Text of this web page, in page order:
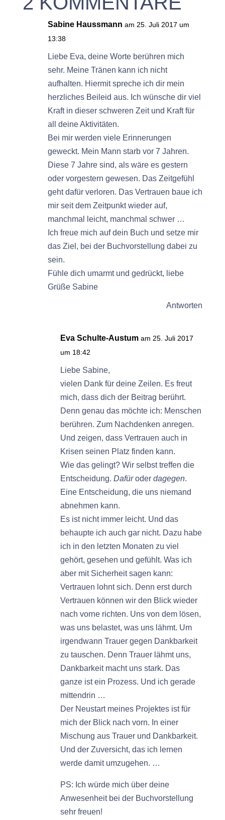
Sabine Haussmann am 25. Juli 2017 um
13:38
Liebe Eva, deine Worte berühren mich
sehr. Meine Tränen kann ich nicht
aufhalten. Hiermit spreche ich dir mein
herzliches Beileid aus. Ich wünsche dir viel
Kraft in dieser schweren Zeit und Kraft für
all deine Aktivitäten.
Bei mir werden viele Erinnerungen
geweckt. Mein Mann starb vor 7 Jahren.
Diese 7 Jahre sind, als wäre es gestern
oder vorgestern gewesen. Das Zeitgefühl
geht dafür verloren. Das Vertrauen baue ich
mir seit dem Zeitpunkt wieder auf,
manchmal leicht, manchmal schwer …
Ich freue mich auf dein Buch und setze mir
das Ziel, bei der Buchvorstellung dabei zu
sein.
Fühle dich umarmt und gedrückt, liebe
Grüße Sabine
Antworten
Eva Schulte-Austum am 25. Juli 2017
um 18:42
Liebe Sabine,
vielen Dank für deine Zeilen. Es freut
mich, dass dich der Beitrag berührt.
Denn genau das möchte ich: Menschen
berühren. Zum Nachdenken anregen.
Und zeigen, dass Vertrauen auch in
Krisen seinen Platz finden kann.
Wie das gelingt? Wir selbst treffen die
Entscheidung. Dafüroder dagegen.
Eine Entscheidung, die uns niemand
abnehmen kann.
Es ist nicht immer leicht. Und das
behaupte ich auch gar nicht. Dazu habe
ich in den letzten Monaten zu viel
gehört, gesehen und gefühlt. Was ich
aber mit Sicherheit sagen kann:
Vertrauen lohnt sich. Denn erst durch
Vertrauen können wir den Blick wieder
nach vorne richten. Uns von dem lösen,
was uns belastet, was uns lähmt. Um
irgendwann Trauer gegen Dankbarkeit
zu tauschen. Denn Trauer lähmt uns,
Dankbarkeit macht uns stark. Das
ganze ist ein Prozess. Und ich gerade
mittendrin …
Der Neustart meines Projektes ist für
mich der Blick nach vorn. In einer
Mischung aus Trauer und Dankbarkeit.
Und der Zuversicht, das ich lernen
werde damit umzugehen. …
PS: Ich würde mich über deine
Anwesenheit bei der Buchvorstellung
sehr freuen!